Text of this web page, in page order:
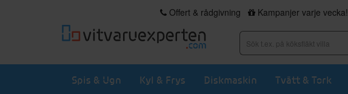
Offert & rådgivning Kampanjer varje vecka!
Spis & Ugn Kyl & Frys Diskmaskin Tvätt & Tork